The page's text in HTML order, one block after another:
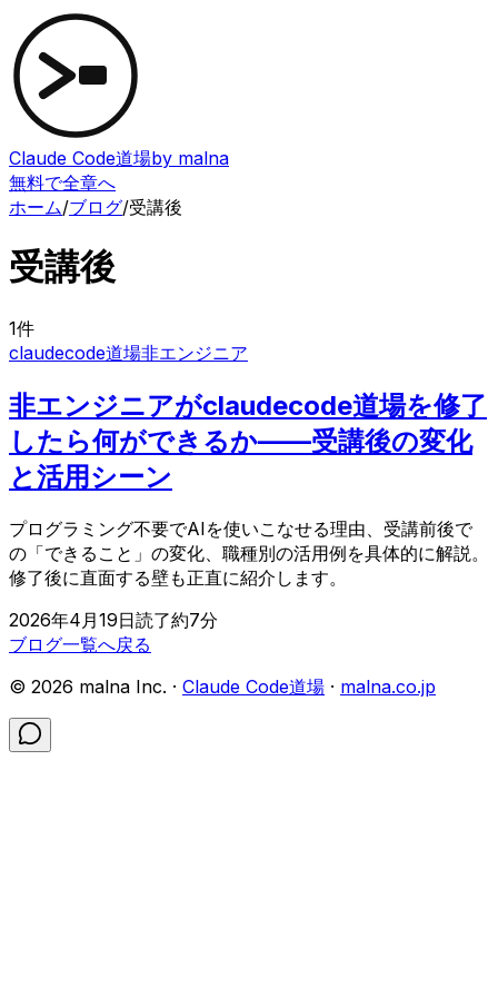
Claude Code道場by malna
無料で全章へ
ホーム/ブログ/受講後
受講後
1件
claudecode道場非エンジニア
非エンジニアがclaudecode道場を修了
したら何ができるか——受講後の変化
と活用シーン
プログラミング不要でAIを使いこなせる理由、受講前後で
の「できること」の変化、職種別の活用例を具体的に解説。
修了後に直面する壁も正直に紹介します。
2026年4月19日読了約7分
ブログ一覧へ戻る
© 2026 malna Inc. · Claude Code道場 · malna.co.jp